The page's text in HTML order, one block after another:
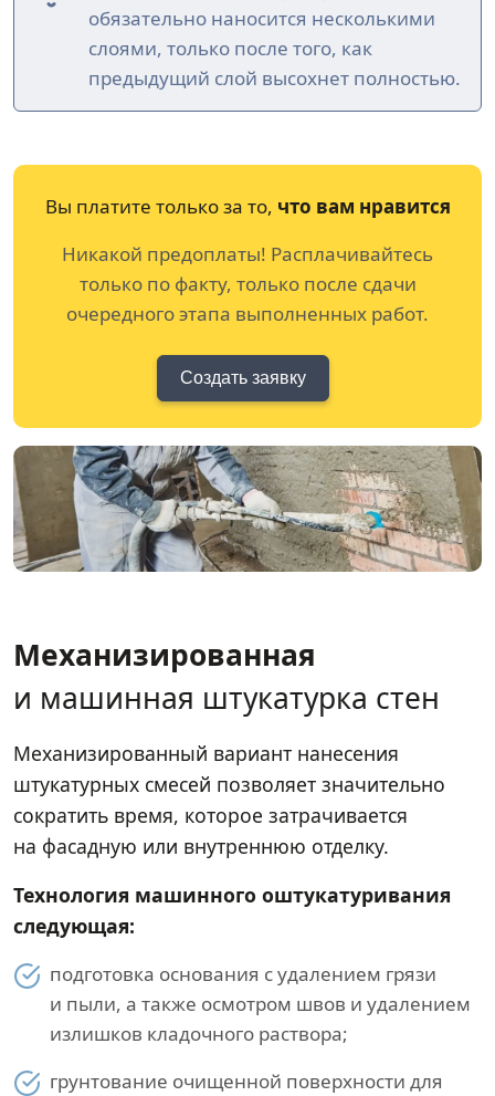
обязательно наносится несколькими
слоями, только после того, как
предыдущий слой высохнет полностью.
Вы платите только за то, что вам нравится
Никакой предоплаты! Расплачивайтесь
только по факту, только после сдачи
очередного этапа выполненных работ.
Создать заявку
Механизированная
и машинная штукатурка стен
Механизированный вариант нанесения
штукатурных смесей позволяет значительно
сократить время, которое затрачивается
на фасадную или внутреннюю отделку.
Технология машинного оштукатуривания
следующая:
подготовка основания с удалением грязи
и пыли, а также осмотром швов и удалением
излишков кладочного раствора;
грунтование очищенной поверхности для